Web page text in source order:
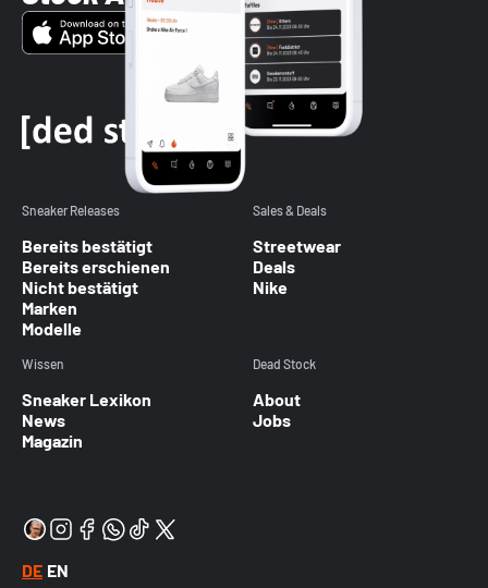
Sneaker Releases
Bereits bestätigt
Bereits erschienen
Nicht bestätigt
Marken
Modelle
Sales & Deals
Streetwear
Deals
Nike
Wissen
Sneaker Lexikon
News
Magazin
Dead Stock
About
Jobs
DE EN